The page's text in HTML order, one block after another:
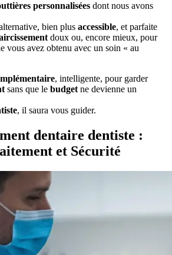
personnalisées dont nous avons
bien plus accessible, et parfaite
doux ou, encore mieux, pour
vous avez obtenu avec un soin « au
, intelligente, pour garder
sans que le budget ne devienne un
, il saura vous guider.
dentaire dentiste :
et Sécurité